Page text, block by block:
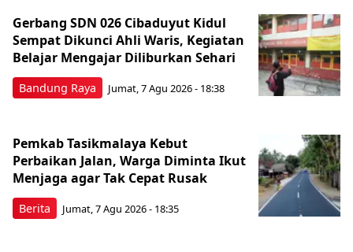
Bandung Raya
Gerbang SDN 026 Cibaduyut Kidul
Sempat Dikunci Ahli Waris, Kegiatan
Belajar Mengajar Diliburkan Sehari
Jumat, 7 Agu 2026 - 18:38
Berita
Pemkab Tasikmalaya Kebut
Perbaikan Jalan, Warga Diminta Ikut
Menjaga agar Tak Cepat Rusak
Jumat, 7 Agu 2026 - 18:35